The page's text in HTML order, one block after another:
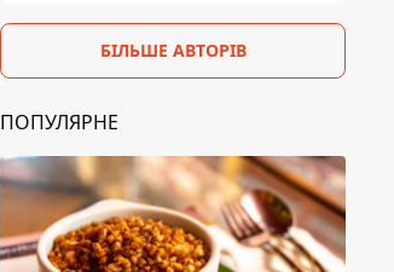
БІЛЬШЕ АВТОРІВ
ПОПУЛЯРНЕ